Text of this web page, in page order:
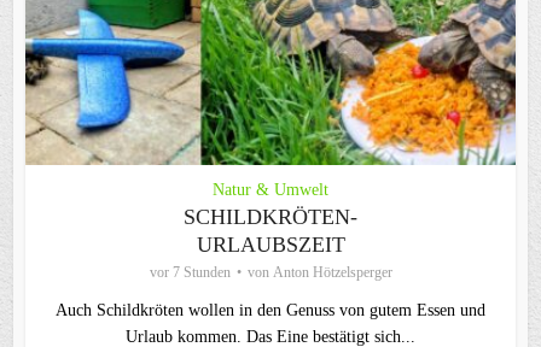
Natur & Umwelt
SCHILDKRÖTEN-
URLAUBSZEIT
vor 7 Stunden von Anton Hötzelsperger
Auch Schildkröten wollen in den Genuss von gutem Essen und
Urlaub kommen. Das Eine bestätigt sich...